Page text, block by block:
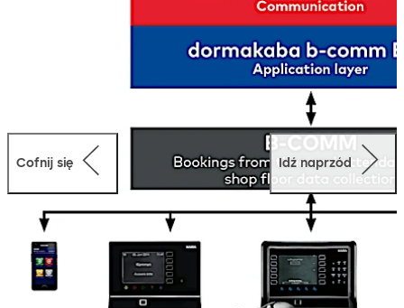
również dostępne w dormakaba b-comm ERP 5 do
Cofnij się Idź naprzód